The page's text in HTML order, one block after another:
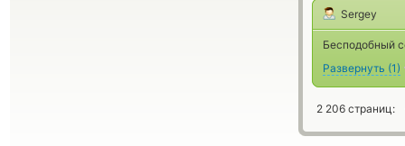
Sergey
Бесподобный
Развернуть (1)
2 206 страниц: